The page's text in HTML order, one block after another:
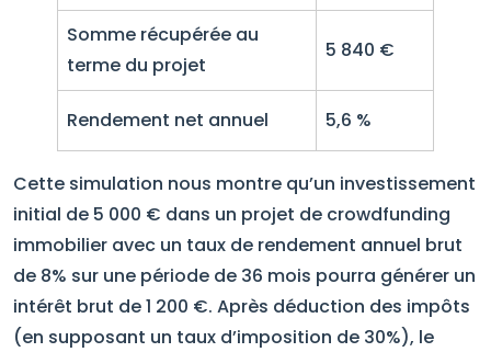
Somme récupérée au
terme du projet
5 840 €
Rendement net annuel 5,6 %
Cette simulation nous montre qu’un investissement
initial de 5 000 € dans un projet de crowdfunding
immobilier avec un taux de rendement annuel brut
de 8% sur une période de 36 mois pourra générer un
intérêt brut de 1 200 €. Après déduction des impôts
(en supposant un taux d’imposition de 30%), le